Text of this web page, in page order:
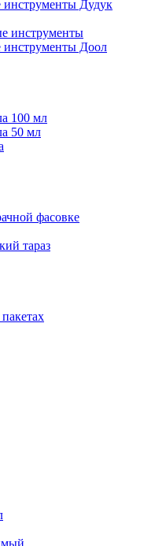
Дудук
инструменты
инструменты Доол
100 мл
50 мл
фасовке
тараз